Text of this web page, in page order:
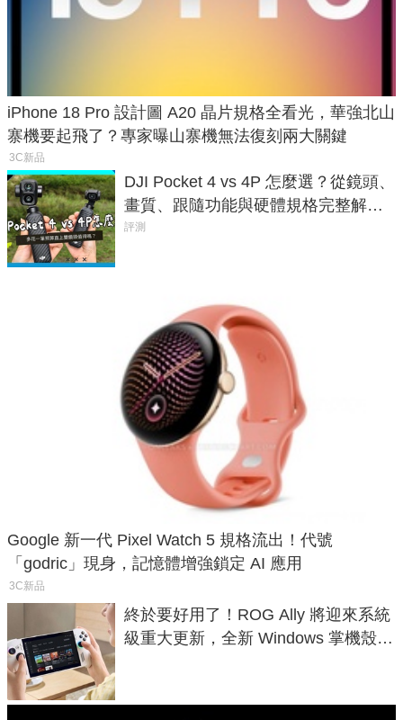
iPhone 18 Pro 設計圖 A20 晶片規格全看光，華強北山
寨機要起飛了？專家曝山寨機無法復刻兩大關鍵
3C新品
DJI Pocket 4 vs 4P 怎麼選？從鏡頭、
畫質、跟隨功能與硬體規格完整解
析，一次看懂兩台差異
評測
Google 新一代 Pixel Watch 5 規格流出！代號
「godric」現身，記憶體增強鎖定 AI 應用
3C新品
終於要好用了！ROG Ally 將迎來系統
級重大更新，全新 Windows 掌機殼模